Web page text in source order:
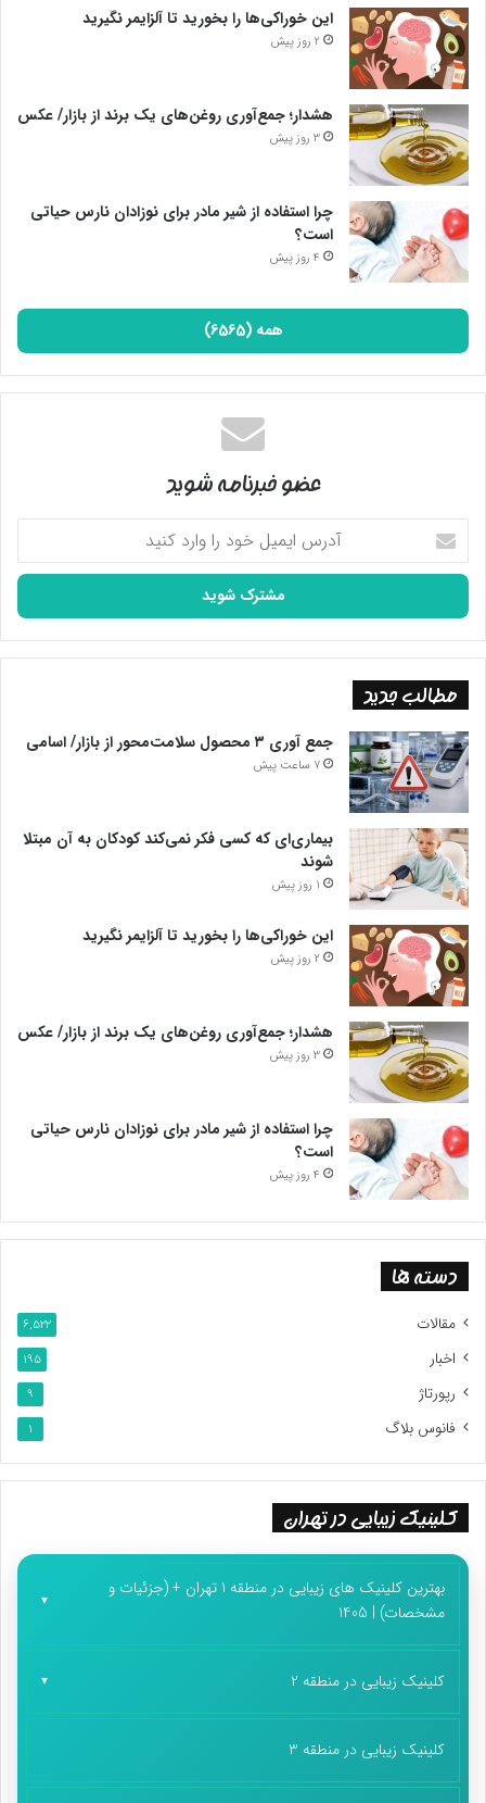
این خوراکی‌ها را بخورید تا آلزایمر نگیرید
2 روز پیش
هشدار؛ جمع‌آوری روغن‌های یک برند از بازار/ عکس
3 روز پیش
چرا استفاده از شیر مادر برای نوزادان نارس حیاتی
است؟
4 روز پیش
همه (6565)
عضو خبرنامه شوید
آدرس
ایمیل
خود
وارد
کنید
مطالب جدید
جمع آوری ۳ محصول سلامت‌محور از بازار/ اسامی
7 ساعت پیش
بیماری‌ای که کسی فکر نمی‌کند کودکان به آن مبتلا
شوند
1 روز پیش
این خوراکی‌ها را بخورید تا آلزایمر نگیرید
2 روز پیش
هشدار؛ جمع‌آوری روغن‌های یک برند از بازار/ عکس
3 روز پیش
چرا استفاده از شیر مادر برای نوزادان نارس حیاتی
است؟
4 روز پیش
دسته ها
مقالات 6,522
اخبار 195
رپورتاژ 9
فانوس بلاگ 1
کلینیک زیبایی در تهران
بهترین کلینیک های زیبایی در منطقه 1 تهران + (جزئیات و
مشخصات) | 1405
کلینیک زیبایی در منطقه 2
کلینیک زیبایی در منطقه 3